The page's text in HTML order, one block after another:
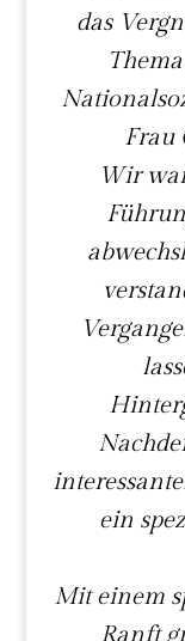
das
Frau
Wir
ein
Mit einem
Ranft